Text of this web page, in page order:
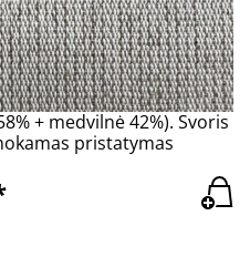
+ medvilnė 42%). Svoris
pristatymas